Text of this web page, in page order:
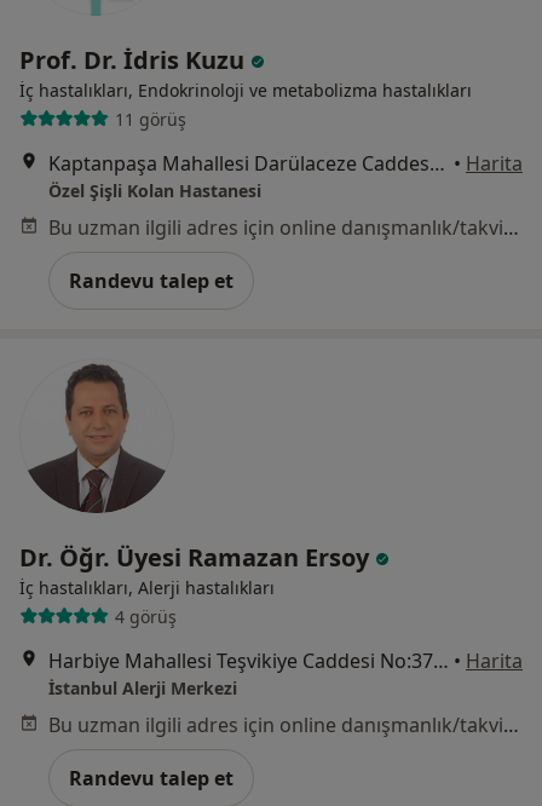
Prof. Dr. İdris Kuzu
İç hastalıkları, Endokrinoloji ve metabolizma hastalıkları
11 görüş
Kaptanpaşa Mahallesi Darülaceze Caddesi No:14 Okmeydanı, Şişli • Harita
Özel Şişli Kolan Hastanesi
Bu uzman ilgili adres için online danışmanlık/takvim sunmuyor.
Randevu talep et
Dr. Öğr. Üyesi Ramazan Ersoy
İç hastalıkları, Alerji hastalıkları
4 görüş
Harbiye Mahallesi Teşvikiye Caddesi No:37/3 Karaosmanoğlu Apartmanı, Şişli • Harita
İstanbul Alerji Merkezi
Bu uzman ilgili adres için online danışmanlık/takvim sunmuyor.
Randevu talep et